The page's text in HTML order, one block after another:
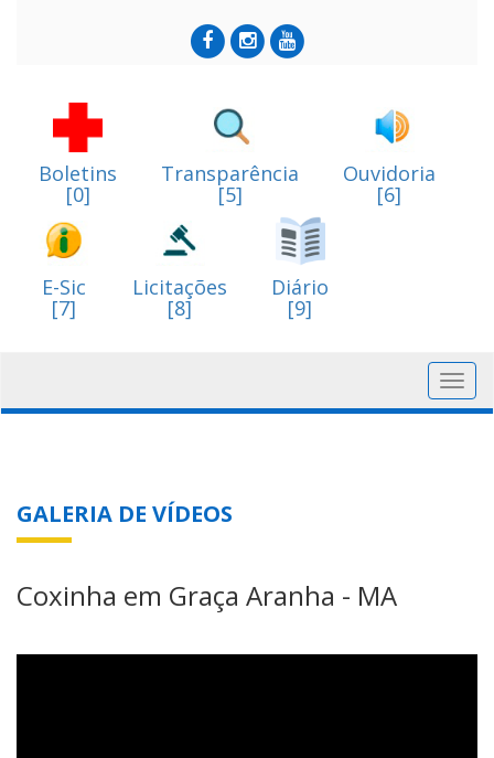
Boletins
[0]
Transparência
[5]
Ouvidoria
[6]
E-Sic
[7]
Licitações
[8]
Diário
[9]
GALERIA DE VÍDEOS
Coxinha em Graça Aranha - MA